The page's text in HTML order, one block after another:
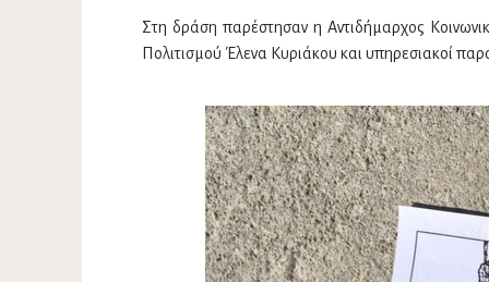
Στη δράση παρέστησαν η Αντιδήμαρχος
Πολιτισμού Έλενα Κυριάκου και υπηρεσιακοί